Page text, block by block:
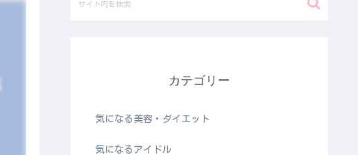
カテゴリー
気になる美容・ダイエット
気になるアイドル